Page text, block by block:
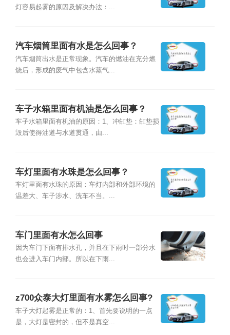
灯容易起雾的原因及解决办法：...
汽车烟筒里面有水是怎么回事？
汽车烟筒出水是正常现象。汽车的燃油在充分燃
烧后，形成的废气中包含水蒸气...
车子水箱里面有机油是怎么回事？
车子水箱里面有机油的原因：1、冲缸垫：缸垫损
毁后使得油道与水道贯通，由...
车灯里面有水珠是怎么回事？
车灯里面有水珠的原因：车灯内部和外部环境的
温差大、车子涉水、洗车不当。...
车门里面有水怎么回事
因为车门下面有排水孔，并且在下雨时一部分水
也会进入车门内部。所以在下雨...
z700众泰大灯里面有水雾怎么回事?
车子大灯起雾是正常的：1、首先要说明的一点
是，大灯是密封的，但不是真空...